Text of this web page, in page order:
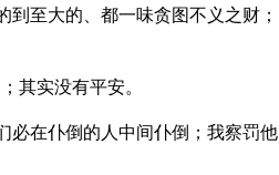
至大的、都一味贪图不义之财；
其实没有平安。
必在仆倒的人中间仆倒；我察罚他